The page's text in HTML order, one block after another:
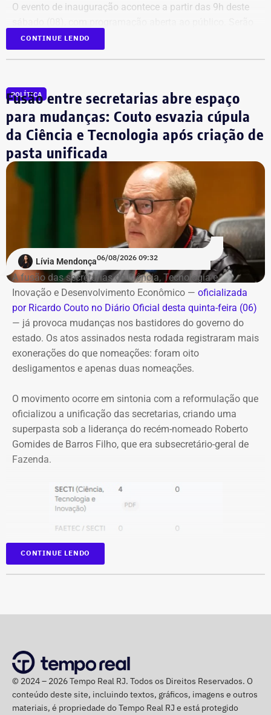
O evento de inauguração acontece a partir das 9h deste
apresentados o funcionamento do bicicletário, os
serviços disponíveis e a equipe responsável pela
usuários das barcas.
Estrutura e funcionamento
Seguindo o modelo do Bicicletário Arariboia — primeiro
bicicletário público e gratuito do Brasil — no centro da
cidade, o novo espaço funcionará em horário compatível
com a operação do catamarã. Os usuários já
cadastrados poderão utilizar a unidade de Charitas sem
necessidade de um novo cadastro.
Também haverá um aplicativo para consulta da
disponibilidade de vagas e realização de pré-cadastro.
Além da inauguração do bicicletário, a prefeitura prevê
uma reorganização do entorno da estação de Charitas,
com readequação das vagas de estacionamento e
reforço da fiscalização para coibir o estacionamento
Com informações do jornal “O Globo”.
CONTINUE LENDO
POLÍTICA
Fusão entre secretarias abre espaço
para mudanças: Couto esvazia cúpula
da Ciência e Tecnologia após criação de
pasta unificada
Lívia Mendonça06/08/2026 09:32
A fusão das secretarias de Ciência, Tecnologia e
Inovação e Desenvolvimento Econômico — oficializada
por Ricardo Couto no Diário Oficial desta quinta-feira (06)
— já provoca mudanças nos bastidores do governo do
estado. Os atos assinados nesta rodada registraram mais
exonerações do que nomeações: foram oito
desligamentos e apenas duas nomeações.
O movimento ocorre em sintonia com a reformulação que
oficializou a unificação das secretarias, criando uma
superpasta sob a liderança do recém-nomeado Roberto
Gomides de Barros Filho, que era subsecretário-geral de
Fazenda.
CONTINUE LENDO
© 2024 – 2026 Tempo Real RJ. Todos os Direitos Reservados. O
conteúdo deste site, incluindo textos, gráficos, imagens e outros
materiais, é propriedade do Tempo Real RJ e está protegido